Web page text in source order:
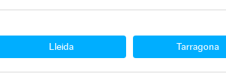
Lleida Tarragona